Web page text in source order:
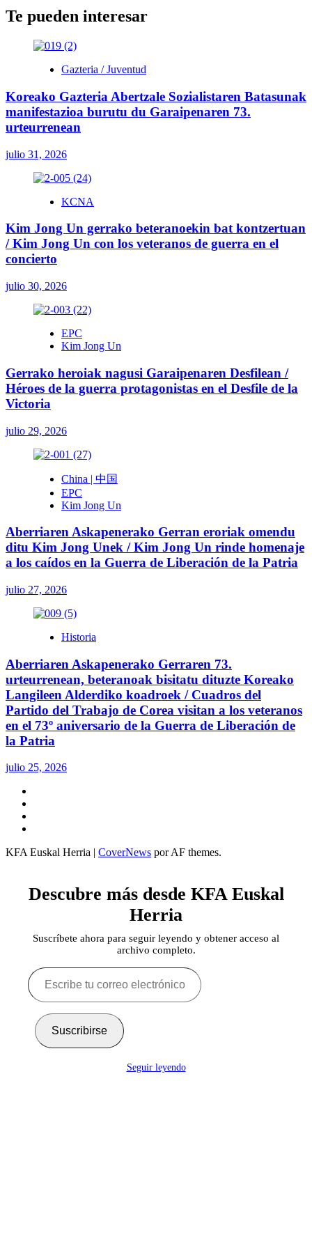
Te pueden interesar
Gazteria / Juventud
Koreako Gazteria Abertzale Sozialistaren Batasunak
manifestazioa burutu du Garaipenaren 73.
urteurrenean
julio 31, 2026
KCNA
Kim Jong Un gerrako beteranoekin bat kontzertuan
/ Kim Jong Un con los veteranos de guerra en el
concierto
julio 30, 2026
EPC
Kim Jong Un
Gerrako heroiak nagusi Garaipenaren Desfilean /
Héroes de la guerra protagonistas en el Desfile de la
Victoria
julio 29, 2026
China | 中国
EPC
Kim Jong Un
Aberriaren Askapenerako Gerran eroriak omendu
ditu Kim Jong Unek / Kim Jong Un rinde homenaje
a los caídos en la Guerra de Liberación de la Patria
julio 27, 2026
Historia
Aberriaren Askapenerako Gerraren 73.
urteurrenean, beteranoak bisitatu dituzte Koreako
Langileen Alderdiko koadroek / Cuadros del
Partido del Trabajo de Corea visitan a los veteranos
en el 73º aniversario de la Guerra de Liberación de
la Patria
julio 25, 2026
KFA Euskal Herria | CoverNews por AF themes.
Descubre más desde KFA Euskal
Herria
Suscríbete ahora para seguir leyendo y obtener acceso al
archivo completo.
Escribe
tu
correo
Suscribirse
Seguir leyendo